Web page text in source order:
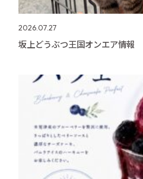
2026.07.27
坂上どうぶつ王国オンエア情報